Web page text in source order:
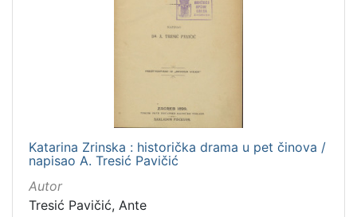
Katarina Zrinska : historička drama u pet činova /
napisao A. Tresić Pavičić
Autor
Tresić Pavičić, Ante